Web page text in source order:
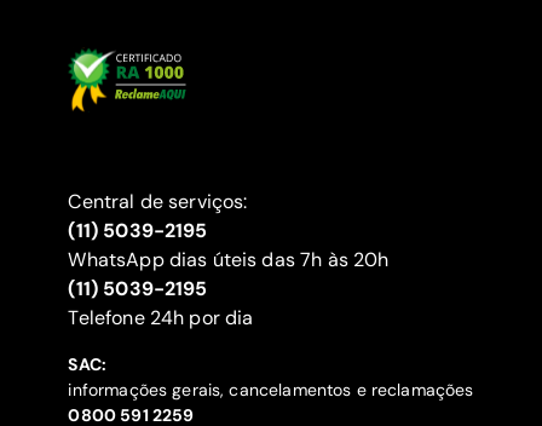
Central de serviços:
(11) 5039-2195
WhatsApp dias úteis das 7h às 20h
(11) 5039-2195
‍Telefone 24h por dia
SAC:
informações gerais, cancelamentos e reclamações
‍0800 591 2259